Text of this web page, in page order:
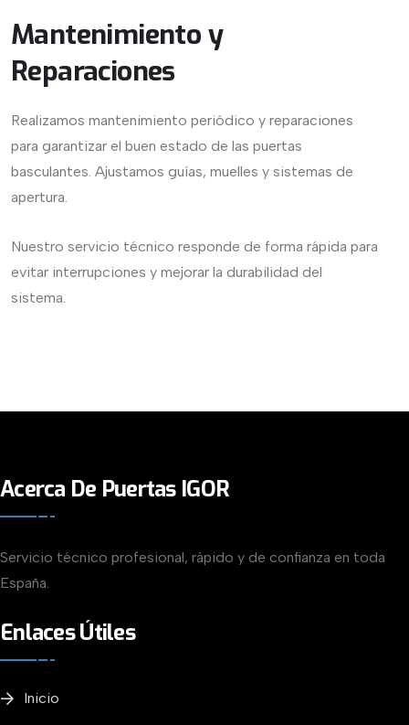
Mantenimiento y
Reparaciones
Realizamos mantenimiento periódico y reparaciones
para garantizar el buen estado de las puertas
basculantes. Ajustamos guías, muelles y sistemas de
apertura.
Nuestro servicio técnico responde de forma rápida para
evitar interrupciones y mejorar la durabilidad del
sistema.
Acerca De Puertas IGOR
Servicio técnico profesional, rápido y de confianza en toda
España.
Enlaces Útiles
Inicio